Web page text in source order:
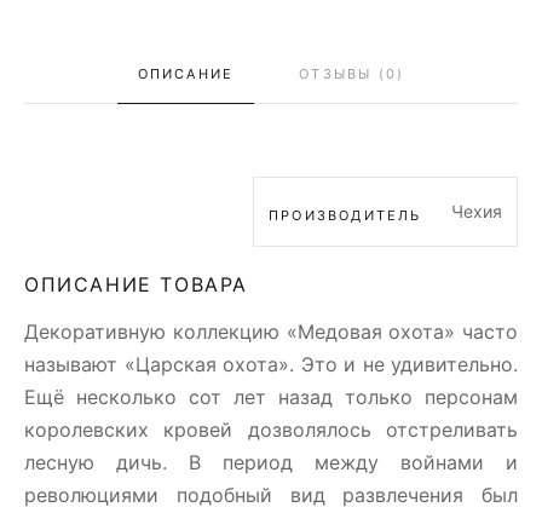
ОПИСАНИЕ ОТЗЫВЫ (0)
ПРОИЗВОДИТЕЛЬ Чехия
ОПИСАНИЕ ТОВАРА
Декоративную коллекцию «Медовая охота» часто
называют «Царская охота». Это и не удивительно.
Ещё несколько сот лет назад только персонам
королевских кровей дозволялось отстреливать
лесную дичь. В период между войнами и
революциями подобный вид развлечения был